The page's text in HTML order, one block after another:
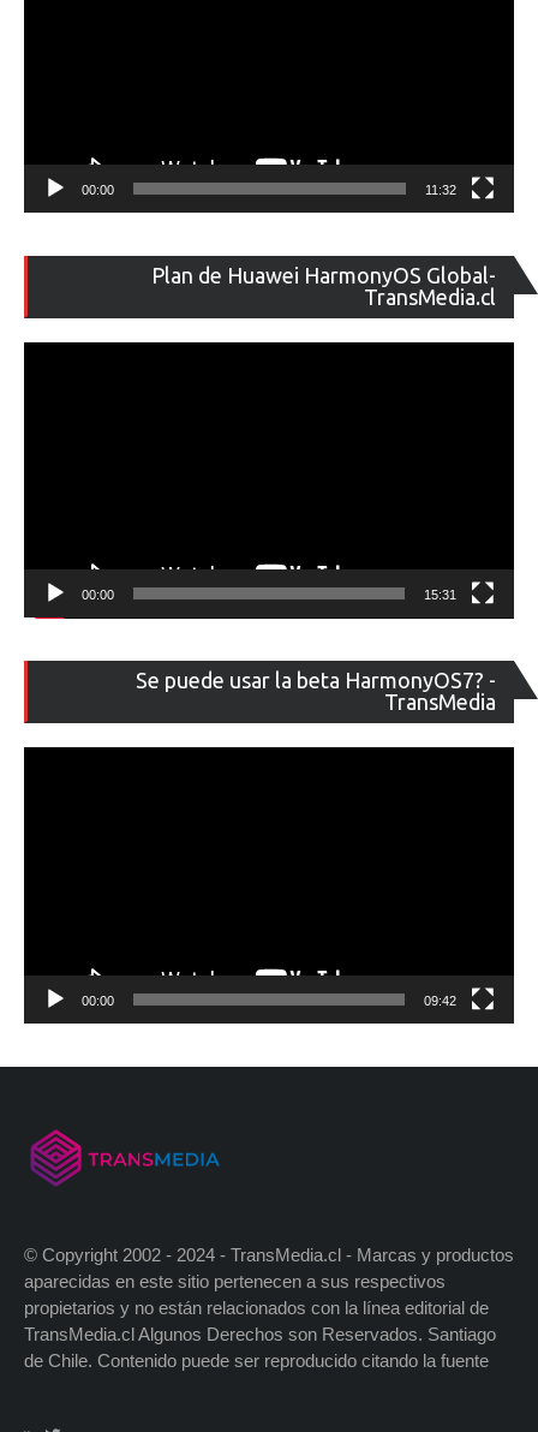
00:00 11:32
Plan de Huawei HarmonyOS Global-
TransMedia.cl
de
00:00 15:31
Se puede usar la beta HarmonyOS7? -
TransMedia
de
00:00 09:42
© Copyright 2002 - 2024 - TransMedia.cl - Marcas y productos
aparecidas en este sitio pertenecen a sus respectivos
propietarios y no están relacionados con la línea editorial de
TransMedia.cl Algunos Derechos son Reservados. Santiago
de Chile. Contenido puede ser reproducido citando la fuente